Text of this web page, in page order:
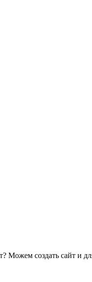
Можем создать сайт и